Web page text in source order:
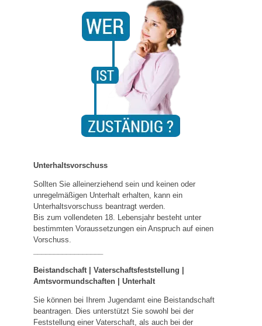
Unterhaltsvorschuss
Sollten Sie alleinerziehend sein und keinen oder
unregelmäßigen Unterhalt erhalten, kann ein
Unterhaltsvorschuss beantragt werden.
Bis zum vollendeten 18. Lebensjahr besteht unter
bestimmten Voraussetzungen ein Anspruch auf einen
Vorschuss.
Beistandschaft | Vaterschaftsfeststellung |
Amtsvormundschaften| Unterhalt
Sie können bei Ihrem Jugendamt eine Beistandschaft
beantragen. Dies unterstützt Sie sowohl bei der
Feststellung einer Vaterschaft, als auch bei der